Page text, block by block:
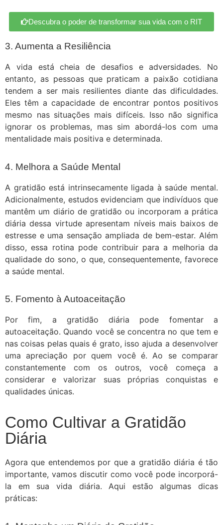
Descubra o poder de transformar sua vida com o RIT
3. Aumenta a Resiliência
A vida está cheia de desafios e adversidades. No
entanto, as pessoas que praticam a paixão cotidiana
tendem a ser mais resilientes diante das dificuldades.
Eles têm a capacidade de encontrar pontos positivos
mesmo nas situações mais difíceis. Isso não significa
ignorar os problemas, mas sim abordá-los com uma
mentalidade mais positiva e determinada.
4. Melhora a Saúde Mental
A gratidão está intrinsecamente ligada à saúde mental.
Adicionalmente, estudos evidenciam que indivíduos que
mantêm um diário de gratidão ou incorporam a prática
diária dessa virtude apresentam níveis mais baixos de
estresse e uma sensação ampliada de bem-estar. Além
disso, essa rotina pode contribuir para a melhoria da
qualidade do sono, o que, consequentemente, favorece
a saúde mental.
5. Fomento à Autoaceitação
Por fim, a gratidão diária pode fomentar a
autoaceitação. Quando você se concentra no que tem e
nas coisas pelas quais é grato, isso ajuda a desenvolver
uma apreciação por quem você é. Ao se comparar
constantemente com os outros, você começa a
considerar e valorizar suas próprias conquistas e
qualidades únicas.
Como Cultivar a Gratidão
Diária
Agora que entendemos por que a gratidão diária é tão
importante, vamos discutir como você pode incorporá-
la em sua vida diária. Aqui estão algumas dicas
práticas: